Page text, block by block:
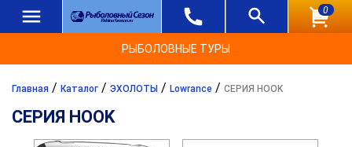
0
РЫБОЛОВНЫЕ ТУРЫ
Главная / Каталог / ЭХОЛОТЫ / Lowrance / СЕРИЯ HOOK
СЕРИЯ HOOK